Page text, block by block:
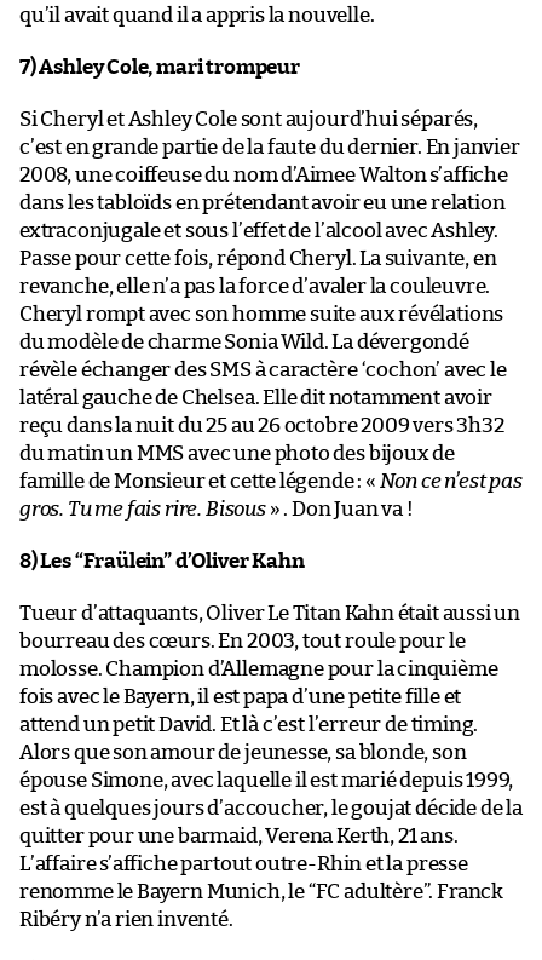
qu’il avait quand il a appris la nouvelle.
7) Ashley Cole, mari trompeur
Si Cheryl et Ashley Cole sont aujourd’hui séparés,
c’est en grande partie de la faute du dernier. En janvier
2008, une coiffeuse du nom d’Aimee Walton s’affiche
dans les tabloïds en prétendant avoir eu une relation
extraconjugale et sous l’effet de l’alcool avec Ashley.
Passe pour cette fois, répond Cheryl. La suivante, en
revanche, elle n’a pas la force d’avaler la couleuvre.
Cheryl rompt avec son homme suite aux révélations
du modèle de charme Sonia Wild. La dévergondé
révèle échanger des SMS à caractère ‘cochon’ avec le
latéral gauche de Chelsea. Elle dit notamment avoir
reçu dans la nuit du 25 au 26 octobre 2009 vers 3h32
du matin un MMS avec une photo des bijoux de
famille de Monsieur et cette légende : « Non ce n’est pas
gros. Tu me fais rire. Bisous» . Don Juan va !
8) Les “Fraülein” d’Oliver Kahn
Tueur d’attaquants, Oliver Le Titan Kahn était aussi un
bourreau des cœurs. En 2003, tout roule pour le
molosse. Champion d’Allemagne pour la cinquième
fois avec le Bayern, il est papa d’une petite fille et
attend un petit David. Et là c’est l’erreur de timing.
Alors que son amour de jeunesse, sa blonde, son
épouse Simone, avec laquelle il est marié depuis 1999,
est à quelques jours d’accoucher, le goujat décide de la
quitter pour une barmaid, Verena Kerth, 21 ans.
L’affaire s’affiche partout outre-Rhin et la presse
renomme le Bayern Munich, le “FC adultère”. Franck
Ribéry n’a rien inventé.